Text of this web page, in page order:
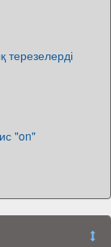
терезелерді
"on"